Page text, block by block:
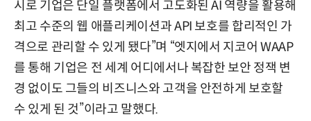
시로 기업은 단일 플랫폼에서 고도화된 AI 역량을 활용해
최고 수준의 웹 애플리케이션과 API 보호를 합리적인 가
격으로 관리할 수 있게 됐다”며 “엣지에서 지코어 WAAP
를 통해 기업은 전 세계 어디에서나 복잡한 보안 정잭 변
경 없이도 그들의 비즈니스와 고객을 안전하게 보호할
수 있게 된 것”이라고 말했다.